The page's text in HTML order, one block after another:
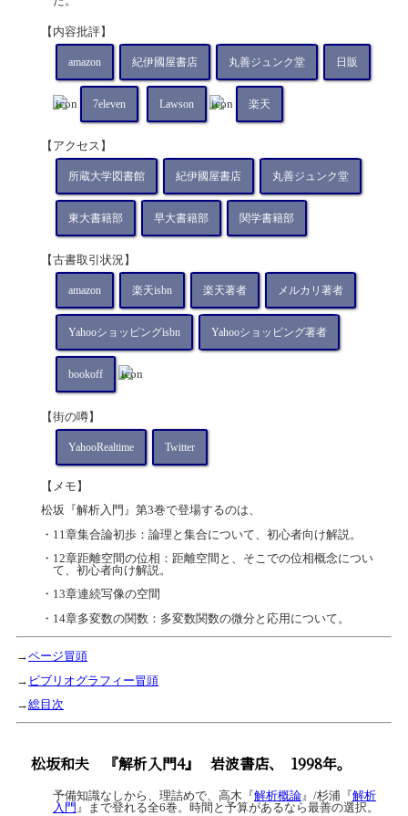
【内容批評】
amazon 紀伊國屋書店 丸善ジュンク堂 日販
7eleven Lawson 楽天
【アクセス】
所蔵大学図書館 紀伊國屋書店 丸善ジュンク堂
東大書籍部 早大書籍部 関学書籍部
【古書取引状況】
amazon 楽天isbn 楽天著者 メルカリ著者
Yahooショッピングisbn Yahooショッピング著者
bookoff
【街の噂】
YahooRealtime Twitter
【メモ】
松坂『解析入門』第3巻で登場するのは、
・11章集合論初歩：論理と集合について、初心者向け解説。
・12章距離空間の位相：距離空間と、そこでの位相概念につい
て、初心者向け解説。
・13章連続写像の空間
・14章多変数の関数：多変数関数の微分と応用について。
→ページ冒頭
→ ビブリオグラフィー冒頭
→総目次
松坂和夫 『解析入門4』 岩波書店、 1998年。
予備知識なしから、理詰めで、高木『解析概論』/杉浦『解析
入門 』まで登れる全6巻。時間と予算があるなら最善の選択。